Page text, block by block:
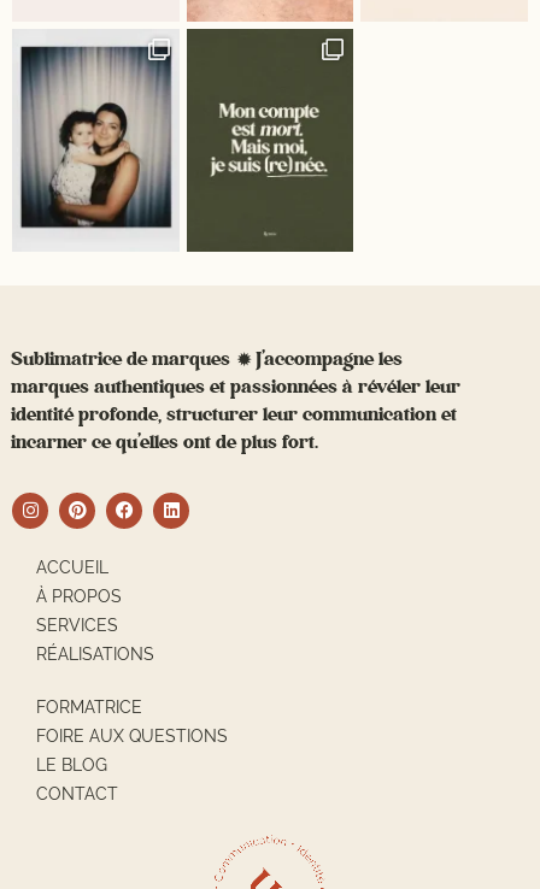
Sublimatrice de marques ✹ J’accompagne les
marques authentiques et passionnées à révéler leur
identité profonde, structurer leur communication et
incarner ce qu’elles ont de plus fort.
ACCUEIL
À PROPOS
SERVICES
RÉALISATIONS
FORMATRICE
FOIRE AUX QUESTIONS
LE BLOG
CONTACT